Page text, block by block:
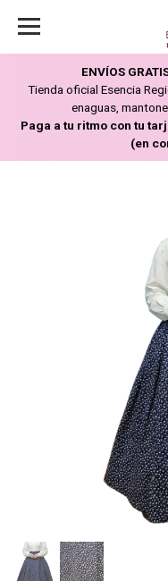
ENVÍOS
Tienda oficial Esencia
enaguas,
Paga a tu ritmo con tu
(en